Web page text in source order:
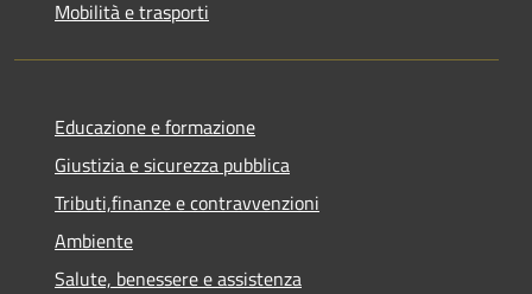
Mobilità e trasporti
Educazione e formazione
Giustizia e sicurezza pubblica
Tributi,finanze e contravvenzioni
Ambiente
Salute, benessere e assistenza